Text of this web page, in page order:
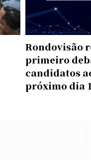
Rondovisão
primeiro
candidatos
próximo dia